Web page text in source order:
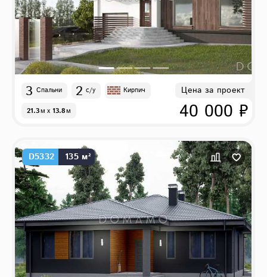
3 Спальни 2 с/у Кирпич
21.3м x 13.8м
Цена за проект
40 000 ₽
D5332 135 м²